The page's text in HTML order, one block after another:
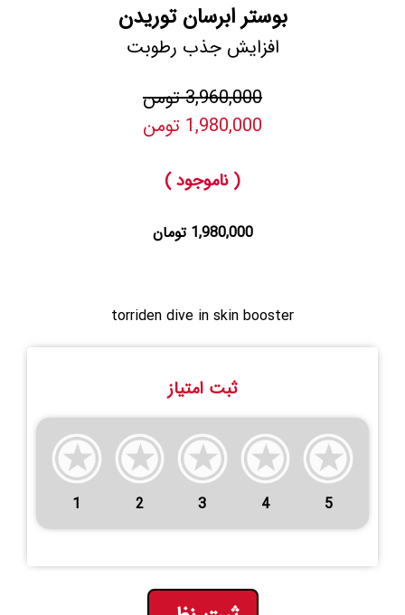
بوستر ابرسان توریدن
افزایش جذب رطوبت
3,960,000 تومن
1,980,000 تومن
( ناموجود )
1,980,000 تومان
torriden dive in skin booster
ثبت امتیاز
1 2 3 4 5